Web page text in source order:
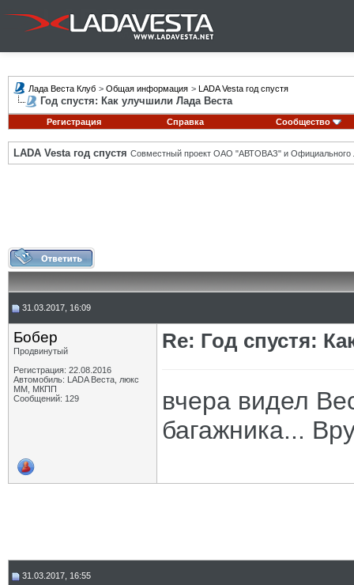
Лада Веста Клуб > Общая информация > LADA Vesta год спустя
Год спустя: Как улучшили Лада Веста
Регистрация Справка Сообщество
LADA Vesta год спустя Совместный проект ОАО "АВТОВАЗ" и Официального
31.03.2017, 16:09
Бобер
Продвинутый
Регистрация: 22.08.2016
Автомобиль: LADA Веста, люкс
ММ, МКПП
Сообщений: 129
Re: Год спустя:
вчера видел
багажника...
31.03.2017, 16:55